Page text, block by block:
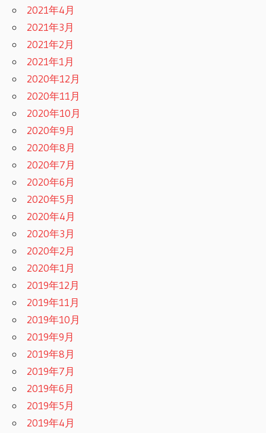
2021年4月
2021年3月
2021年2月
2021年1月
2020年12月
2020年11月
2020年10月
2020年9月
2020年8月
2020年7月
2020年6月
2020年5月
2020年4月
2020年3月
2020年2月
2020年1月
2019年12月
2019年11月
2019年10月
2019年9月
2019年8月
2019年7月
2019年6月
2019年5月
2019年4月